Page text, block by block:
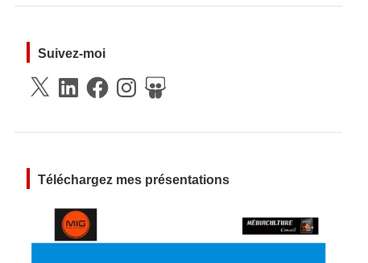
Suivez-moi
X
LinkedInFacebookInstagramSlideShare
Téléchargez mes présentations